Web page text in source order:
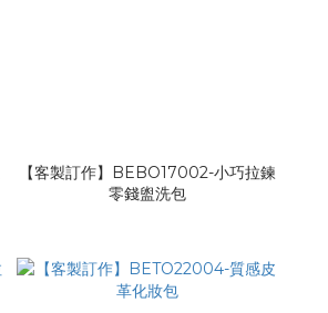
【客製訂作】BEBO17002-小巧拉鍊
零錢盥洗包